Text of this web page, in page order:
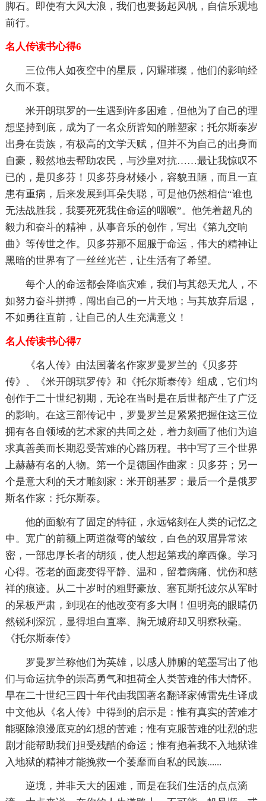
脚石。即使有大风大浪，我们也要扬起风帆，自信乐观地
前行。
名人传读书心得6
三位伟人如夜空中的星辰，闪耀璀璨，他们的影响经
久而不衰。
米开朗琪罗的一生遇到许多困难，但他为了自己的理
想坚持到底，成为了一名众所皆知的雕塑家；托尔斯泰岁
出身在贵族，有极高的文学天赋，但并不为自己的出身而
自豪，毅然地去帮助农民，与沙皇对抗……最让我惊叹不
已的，是贝多芬！贝多芬身材矮小，容貌丑陋，而且一直
患有重病，后来发展到耳朵失聪，可是他仍然相信“谁也
无法战胜我，我要死死我住命运的咽喉”。他凭着超凡的
毅力和奋斗的精神，从事音乐的创作，写出《第九交响
曲》等传世之作。贝多芬那不屈服于命运，伟大的精神让
黑暗的世界有了一丝丝光芒，让生活有了希望。
每个人的命运都会降临灾难，我们与其怨天尤人，不
如努力奋斗拼搏，闯出自己的一片天地；与其放弃后退，
不如勇往直前，让自己的人生充满意义！
名人传读书心得7
《名人传》由法国著名作家罗曼罗兰的《贝多芬
传》、《米开朗琪罗传》和《托尔斯泰传》组成，它们均
创作于二十世纪初期，无论在当时是在后世都产生了广泛
的影响。在这三部传记中，罗曼罗兰是紧紧把握住这三位
拥有各自领域的艺术家的共同之处，着力刻画了他们为追
求真善美而长期忍受苦难的心路历程。书中写了三个世界
上赫赫有名的人物。第一个是德国作曲家：贝多芬；另一
个是意大利的天才雕刻家：米开朗基罗；最后一个是俄罗
斯名作家：托尔斯泰。
他的面貌有了固定的特征，永远铭刻在人类的记忆之
中。宽广的前额上两道微弯的皱纹，白色的双眉异常浓
密，一部忠厚长者的胡须，使人想起第戎的摩西像。学习
心得。苍老的面庞变得平静、温和，留着病痛、忧伤和慈
祥的痕迹。从二十岁时的粗野豪放、塞瓦斯托波尔从军时
的呆板严肃，到现在的他改变有多大啊！但明亮的眼睛仍
然锐利深沉，显得坦白直率、胸无城府却又明察秋毫。
《托尔斯泰传》
罗曼罗兰称他们为英雄，以感人肺腑的笔墨写出了他
们与命运抗争的崇高勇气和担荷全人类苦难的伟大情怀。
早在二十世纪三四十年代由我国著名翻译家傅雷先生译成
中文他从《名人传》中得到的启示是：惟有真实的苦难才
能驱除浪漫底克的幻想的苦难；惟有克服苦难的壮烈的悲
剧才能帮助我们担受残酷的命运；惟有抱着我不入地狱谁
入地狱的精神才能挽救一个萎靡而自私的民族......
逆境，并非天大的困难，而是在我们生活的点点滴